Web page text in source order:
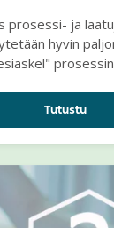
prosessi- ja
hyvin
varasto (WIP).
Tutustu